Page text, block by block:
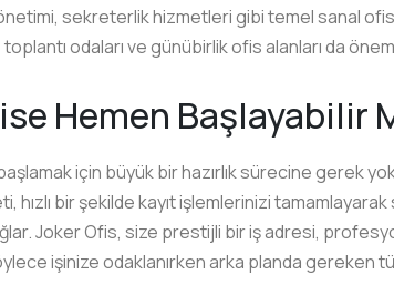
sekreterlik hizmetleri gibi temel sanal
odaları ve günübirlik ofis alanları da
Hemen Başlayabilir
için büyük bir hazırlık sürecine gerek
hızlı bir şekilde kayıt işlemlerinizi
Joker Ofis, size prestijli bir iş adresi,
işinize odaklanırken arka planda gereken